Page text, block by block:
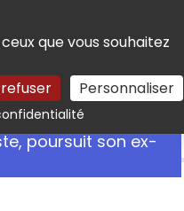
que vous souhaitez
Personnaliser
Rechercher
poursuit son ex-